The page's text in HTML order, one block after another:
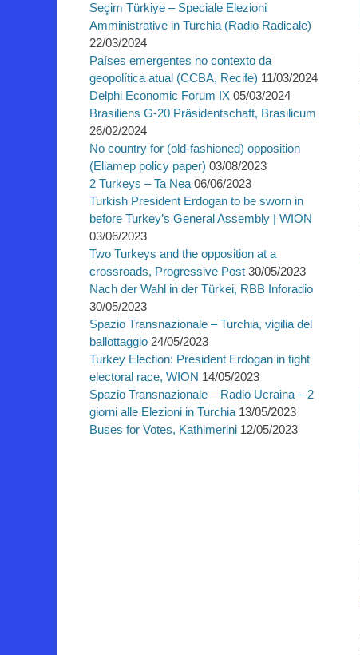
Seçim Türkiye – Speciale Elezioni
Amministrative in Turchia (Radio Radicale)
22/03/2024
Países emergentes no contexto da
geopolítica atual (CCBA, Recife) 11/03/2024
Delphi Economic Forum IX 05/03/2024
Brasiliens G-20 Präsidentschaft, Brasilicum
26/02/2024
No country for (old-fashioned) opposition
(Eliamep policy paper) 03/08/2023
2 Turkeys – Ta Nea 06/06/2023
Turkish President Erdogan to be sworn in
before Turkey’s General Assembly | WION
03/06/2023
Two Turkeys and the opposition at a
crossroads, Progressive Post 30/05/2023
Nach der Wahl in der Türkei, RBB Inforadio
30/05/2023
Spazio Transnazionale – Turchia, vigilia del
ballottaggio 24/05/2023
Turkey Election: President Erdogan in tight
electoral race, WION 14/05/2023
Spazio Transnazionale – Radio Ucraina – 2
giorni alle Elezioni in Turchia 13/05/2023
Buses for Votes, Kathimerini 12/05/2023